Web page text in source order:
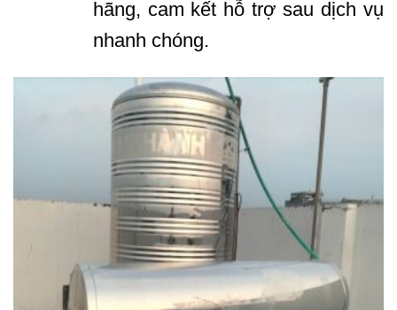
hãng, cam kết hỗ trợ sau dịch vụ
nhanh chóng.